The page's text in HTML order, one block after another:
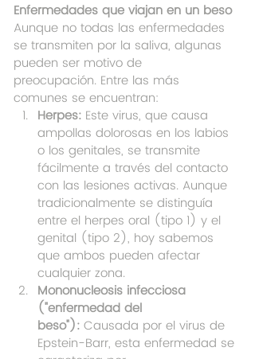
Enfermedades que viajan en un beso
Aunque no todas las enfermedades
se transmiten por la saliva, algunas
pueden ser motivo de
preocupación. Entre las más
comunes se encuentran:
Herpes: Este virus, que causa
ampollas dolorosas en los labios
o los genitales, se transmite
fácilmente a través del contacto
con las lesiones activas. Aunque
tradicionalmente se distinguía
entre el herpes oral (tipo 1) y el
genital (tipo 2), hoy sabemos
que ambos pueden afectar
cualquier zona.
Mononucleosis infecciosa
("enfermedad del
beso"): Causada por el virus de
Epstein-Barr, esta enfermedad se